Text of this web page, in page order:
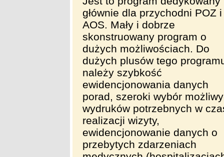
głównie dla przychodni POZ i
AOS. Mały i dobrze
skonstruowany program o
dużych możliwościach. Do
dużych plusów tego
należy szybkość
ewidencjonowania danych
porad, szeroki wybór
wydruków potrzebnych w
realizacji wizyty,
ewidencjonowanie danych o
przebytych zdarzeniach